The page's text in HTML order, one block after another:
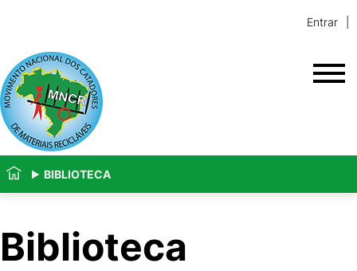
Entrar
BIBLIOTECA
Biblioteca